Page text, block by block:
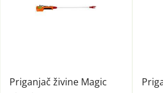
Priganjač živine Magic